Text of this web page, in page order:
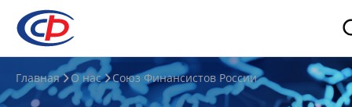
О
нас
Главная О нас Союз Финансистов России